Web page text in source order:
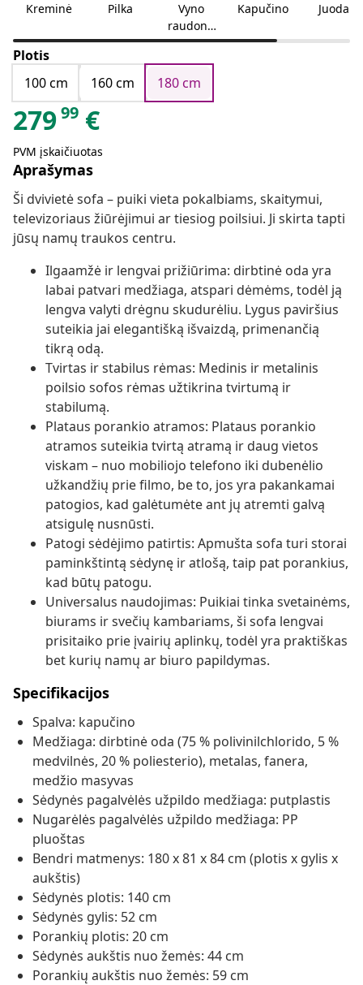
Kreminė Pilka
Vyno
raudonu
mo
Kapučino Juoda
Plotis
100 cm
160 cm 180 cm
27999 €
PVM įskaičiuotas
Aprašymas
Ši dvivietė sofa – puiki vieta pokalbiams, skaitymui,
televizoriaus žiūrėjimui ar tiesiog poilsiui. Ji skirta tapti
jūsų namų traukos centru.
Ilgaamžė ir lengvai prižiūrima: dirbtinė oda yra
labai patvari medžiaga, atspari dėmėms, todėl ją
lengva valyti drėgnu skudurėliu. Lygus paviršius
suteikia jai elegantišką išvaizdą, primenančią
tikrą odą.
Tvirtas ir stabilus rėmas: Medinis ir metalinis
poilsio sofos rėmas užtikrina tvirtumą ir
stabilumą.
Plataus porankio atramos: Plataus porankio
atramos suteikia tvirtą atramą ir daug vietos
viskam – nuo mobiliojo telefono iki dubenėlio
užkandžių prie filmo, be to, jos yra pakankamai
patogios, kad galėtumėte ant jų atremti galvą
atsigulę nusnūsti.
Patogi sėdėjimo patirtis: Apmušta sofa turi storai
paminkštintą sėdynę ir atlošą, taip pat porankius,
kad būtų patogu.
Universalus naudojimas: Puikiai tinka svetainėms,
biurams ir svečių kambariams, ši sofa lengvai
prisitaiko prie įvairių aplinkų, todėl yra praktiškas
bet kurių namų ar biuro papildymas.
Specifikacijos
Spalva: kapučino
Medžiaga: dirbtinė oda (75 % polivinilchlorido, 5 %
medvilnės, 20 % poliesterio), metalas, fanera,
medžio masyvas
Sėdynės pagalvėlės užpildo medžiaga: putplastis
Nugarėlės pagalvėlės užpildo medžiaga: PP
pluoštas
Bendri matmenys: 180 x 81 x 84 cm (plotis x gylis x
aukštis)
Sėdynės plotis: 140 cm
Sėdynės gylis: 52 cm
Porankių plotis: 20 cm
Sėdynės aukštis nuo žemės: 44 cm
Porankių aukštis nuo žemės: 59 cm